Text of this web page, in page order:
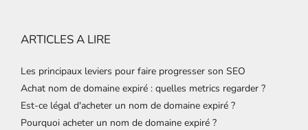
ARTICLES A LIRE
Les principaux leviers pour faire progresser son SEO
Achat nom de domaine expiré : quelles metrics regarder ?
Est-ce légal d'acheter un nom de domaine expiré ?
Pourquoi acheter un nom de domaine expiré ?